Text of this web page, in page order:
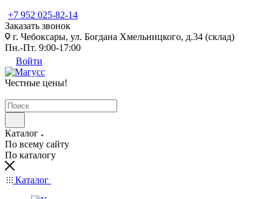
+7 952 025-82-14
Заказать звонок
г. Чебоксары, ул. Богдана Хмельницкого, д.34 (склад)
Пн.-Пт. 9:00-17:00
Войти
Честные цены!
Каталог
По всему сайту
По каталогу
Каталог